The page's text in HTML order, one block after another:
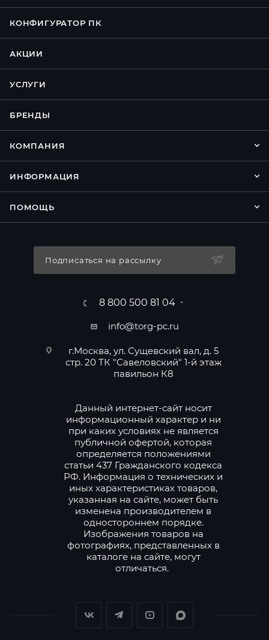
КОНФИГУРАТОР ПК
АКЦИИ
УСЛУГИ
БРЕНДЫ
КОМПАНИЯ
ИНФОРМАЦИЯ
ПОМОЩЬ
Подписаться на рассылку
8 800 500 81 04
info@torg-pc.ru
г.Москва, ул. Сущевский вал, д. 5
стр. 20 ТК "Савеловский" 1-й этаж
павильон К8
Данный интернет-сайт носит
информационный характер и ни
при каких условиях не является
публичной офертой, которая
определяется положениями
статьи 437 Гражданского кодекса
РФ. Информация о технических и
иных характеристиках товаров,
указанная на сайте, может быть
изменена производителем в
одностороннем порядке.
Изображения товаров на
фотографиях, представленных в
каталоге на сайте, могут
отличаться.